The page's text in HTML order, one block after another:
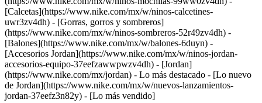
[Calcetas](https://www.nike.com/mx/w/ninos-calcetines-
uwr3zv4dh) - [Gorras, gorros y sombreros]
(https://www.nike.com/mx/w/ninos-sombreros-52r49zv4dh) -
[Balones](https://www.nike.com/mx/w/balones-6duyn) -
[Accesorios Jordan](https://www.nike.com/mx/w/ninos-jordan-
accesorios-equipo-37eefzawwpwzv4dh) - [Jordan]
(https://www.nike.com/mx/jordan) - Lo más destacado - [Lo nuevo
de Jordan](https://www.nike.com/mx/w/nuevos-lanzamientos-
jordan-37eefz3n82y) - [Lo más vendido]